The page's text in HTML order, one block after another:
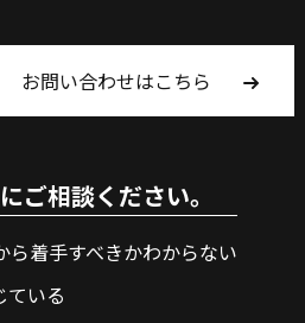
お問い合わせはこちら
ご相談ください。
ら着手すべきかわからない
ている